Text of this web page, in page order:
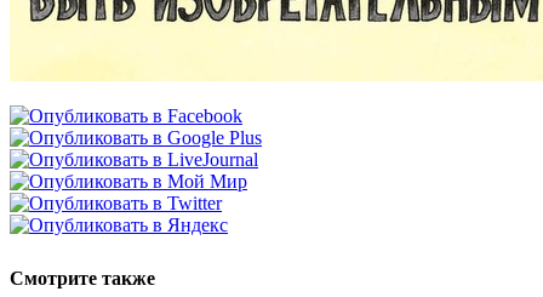
Смотрите также